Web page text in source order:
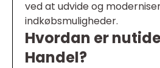
ved at udvide og
indkøbsmuligheder.
Hvordan er
Handel?